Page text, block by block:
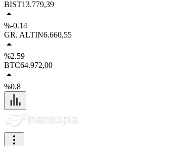
BIST13.779,39
%-0.14
GR. ALTIN6.660,55
%2.59
BTC64.972,00
%0.8